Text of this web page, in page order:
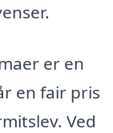
er en
en fair pris
Ved